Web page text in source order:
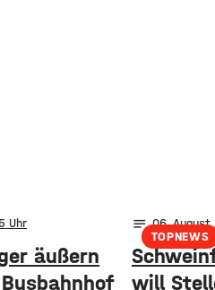
äußern
TOPNEWS
notes 06.
will